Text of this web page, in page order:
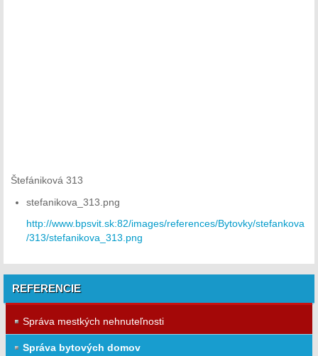
Štefániková 313
stefanikova_313.png
http://www.bpsvit.sk:82/images/references/Bytovky/stefankova
/313/stefanikova_313.png
REFERENCIE
Správa mestkých nehnuteľnosti
Správa bytových domov